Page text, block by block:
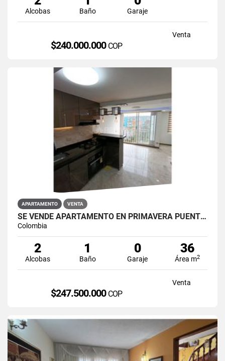
Alcobas Baño Garaje
Venta
$240.000.000 COP
APARTAMENTO VENTA
SE VENDE APARTAMENTO EN PRIMAVERA PUENTE ARANDA
Colombia
2
Alcobas
1
Baño
0
Garaje
36
Área m2
Venta
$247.500.000 COP